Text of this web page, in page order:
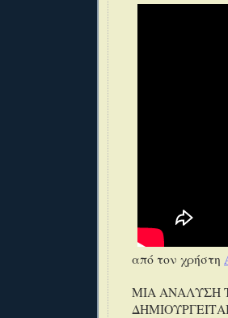
από τον χρήστη
ΜΙΑ ΑΝΑΛΥΣΗ